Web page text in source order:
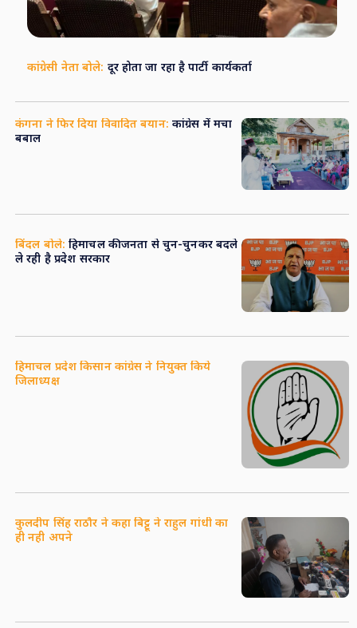
कांग्रेसी नेता बोले: दूर होता जा रहा है पार्टी कार्यकर्ता
कंगना ने फिर दिया विवादित बयान: कांग्रेस में मचा
बबाल
बिंदल बोले: हिमाचल की जनता से चुन-चुनकर बदले
ले रही है प्रदेश सरकार
हिमाचल प्रदेश किसान कांग्रेस ने नियुक्त किये
जिलाध्यक्ष
कुलदीप सिंह राठौर ने कहा बिट्टू ने राहुल गांधी का
ही नही अपने